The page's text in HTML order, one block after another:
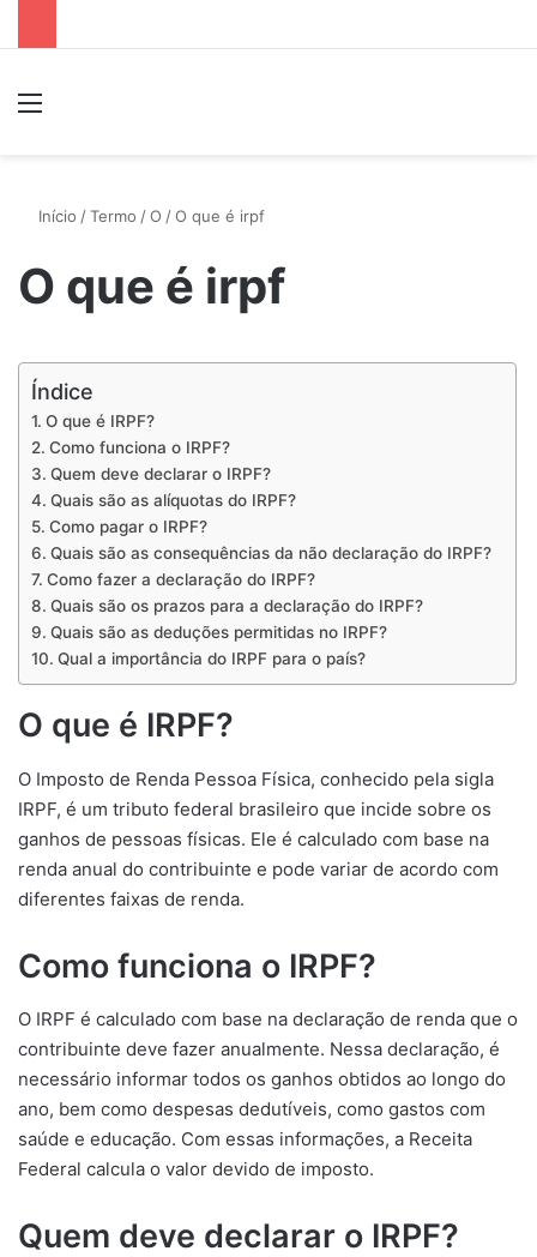
Início /Termo /O /O que é irpf
O que é irpf
Índice
O que é IRPF?
Como funciona o IRPF?
Quem deve declarar o IRPF?
Quais são as alíquotas do IRPF?
Como pagar o IRPF?
Quais são as consequências da não declaração do IRPF?
Como fazer a declaração do IRPF?
Quais são os prazos para a declaração do IRPF?
Quais são as deduções permitidas no IRPF?
Qual a importância do IRPF para o país?
O que é IRPF?
O Imposto de Renda Pessoa Física, conhecido pela sigla
IRPF, é um tributo federal brasileiro que incide sobre os
ganhos de pessoas físicas. Ele é calculado com base na
renda anual do contribuinte e pode variar de acordo com
diferentes faixas de renda.
Como funciona o IRPF?
O IRPF é calculado com base na declaração de renda que o
contribuinte deve fazer anualmente. Nessa declaração, é
necessário informar todos os ganhos obtidos ao longo do
ano, bem como despesas dedutíveis, como gastos com
saúde e educação. Com essas informações, a Receita
Federal calcula o valor devido de imposto.
Quem deve declarar o IRPF?